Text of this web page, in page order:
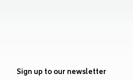
Sign up to our newsletter